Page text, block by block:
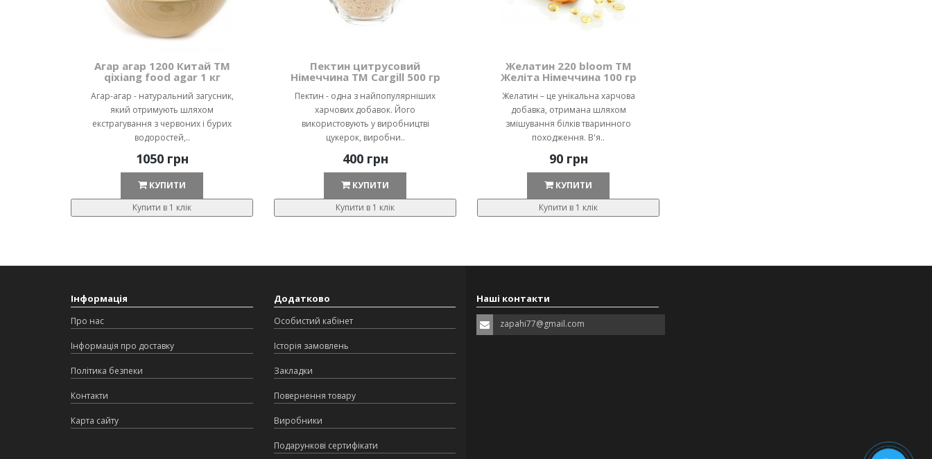
Агар агар 1200 Китай ТМ
qixiang food agar 1 кг
Агар-агар - натуральний загусник,
який отримують шляхом
екстрагування з червоних і бурих
водоростей,..
1050 грн
КУПИТИ
Купити в 1 клік
Пектин цитрусовий
Німеччина ТМ Cargill 500 гр
Пектин - одна з найпопулярніших
харчових добавок. Його
використовують у виробництві
цукерок, виробни..
400 грн
КУПИТИ
Купити в 1 клік
Желатин 220 bloom ТМ
Желіта Німеччина 100 гр
Желатин – це унікальна харчова
добавка, отримана шляхом
змішування білків тваринного
походження. В'я..
90 грн
КУПИТИ
Купити в 1 клік
Інформація
Про нас
Інформація про доставку
Політика безпеки
Контакти
Карта сайту
Додатково
Особистий кабінет
Історія замовлень
Закладки
Повернення товару
Виробники
Подарункові сертифікати
Наші контакти
zapahi77@gmail.com